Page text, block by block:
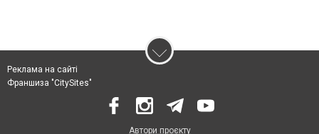
Реклама на сайті
Франшиза "CitySites"
Автори проєкту